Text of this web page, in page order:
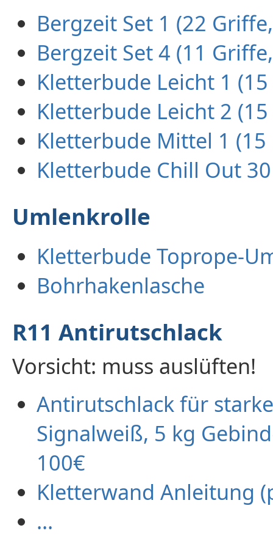
Bergzeit Set 1 (22
Bergzeit Set 4 (11
Kletterbude Leicht 1
Kletterbude Leicht 2
Kletterbude Mittel 1 (15
Kletterbude Chill Out
Umlenkrolle
Kletterbude Toprope-
Bohrhakenlasche
R11 Antirutschlack
Vorsicht: muss auslüften!
Antirutschlack für
Signalweiß, 5 kg
100€
Kletterwand Anleitung
...